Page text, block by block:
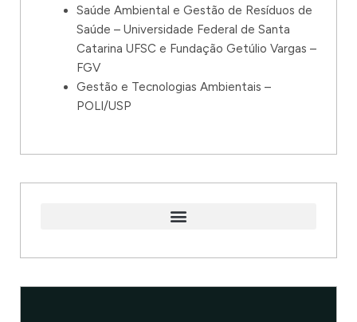
Saúde Ambiental e Gestão de Resíduos de
Saúde – Universidade Federal de Santa
Catarina UFSC e Fundação Getúlio Vargas –
FGV
Gestão e Tecnologias Ambientais –
POLI/USP